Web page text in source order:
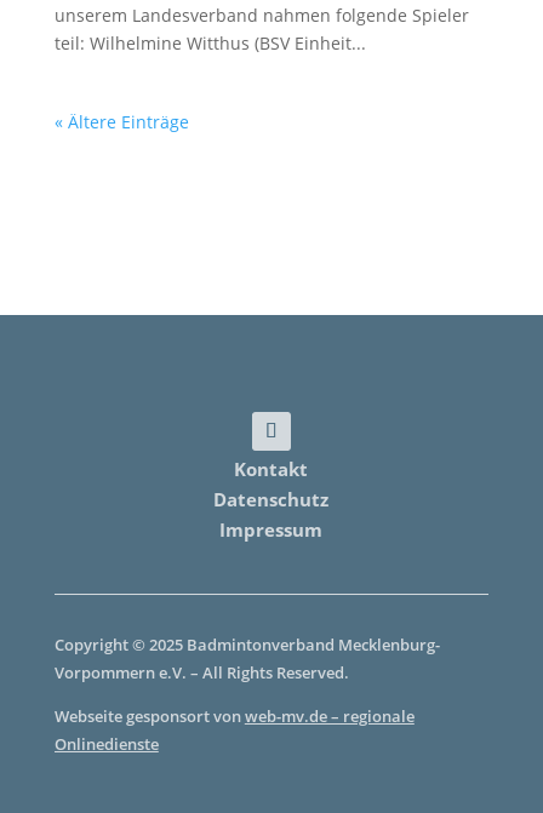
unserem Landesverband nahmen folgende Spieler
teil: Wilhelmine Witthus (BSV Einheit...
« Ältere Einträge
Kontakt
Datenschutz
Impressum
Copyright © 2025 Badmintonverband Mecklenburg-
Vorpommern e.V. – All Rights Reserved.
Webseite gesponsort vonweb-mv.de – regionale
Onlinedienste